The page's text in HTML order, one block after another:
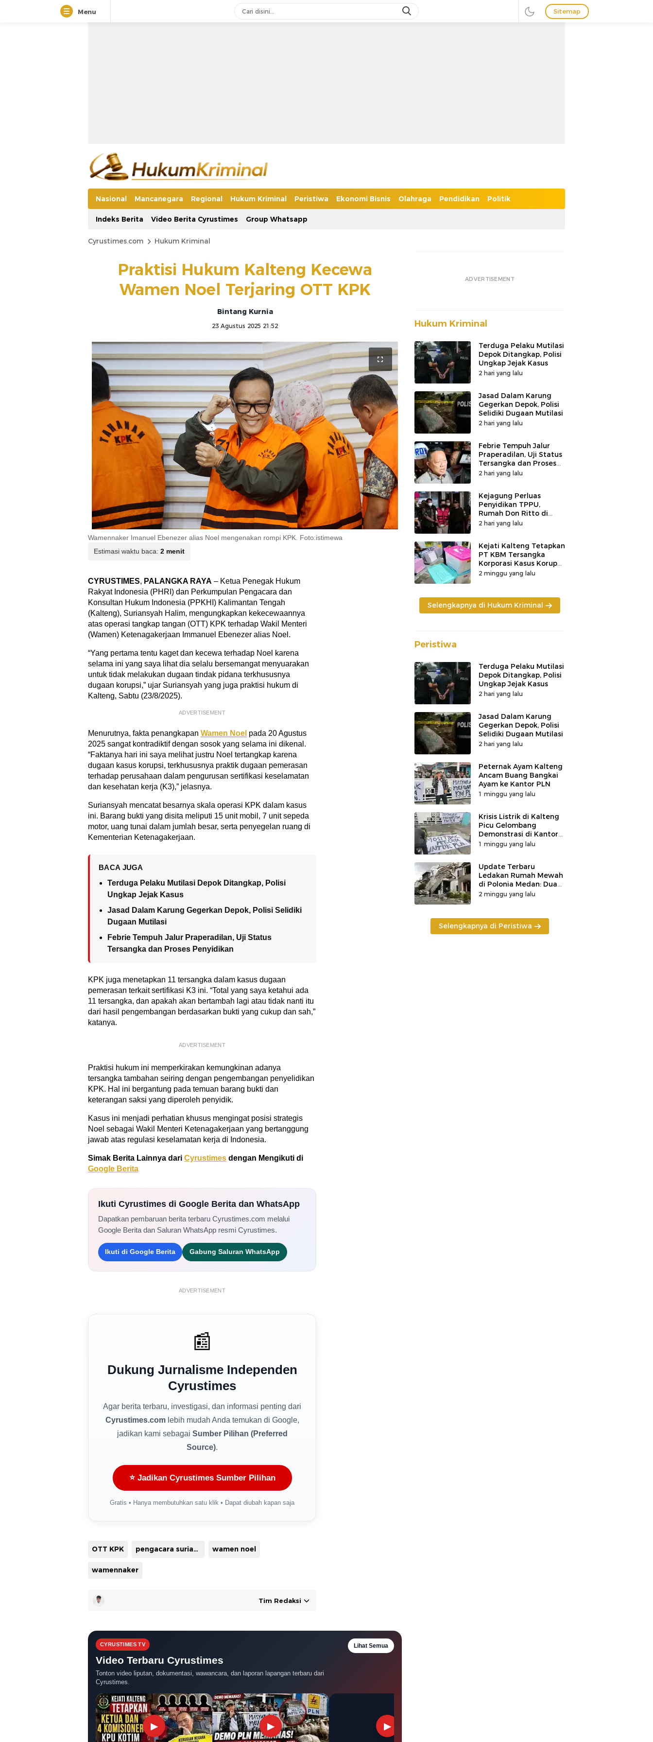
Menu Sitemap
Nasional Mancanegara Regional Hukum Kriminal Peristiwa Ekonomi Bisnis Olahraga Pendidikan Politik
Indeks Berita Video Berita Cyrustimes Group Whatsapp
Cyrustimes.com Hukum Kriminal
Praktisi Hukum Kalteng Kecewa
Wamen Noel Terjaring OTT KPK
Bintang Kurnia
23 Agustus 2025 21:52
Wamennaker Imanuel Ebenezer alias Noel mengenakan rompi KPK. Foto:istimewa
Estimasi waktu baca: 2 menit
CYRUSTIMES, PALANGKA RAYA – Ketua Penegak Hukum
Rakyat Indonesia (PHRI) dan Perkumpulan Pengacara dan
Konsultan Hukum Indonesia (PPKHI) Kalimantan Tengah
(Kalteng), Suriansyah Halim, mengungkapkan kekecewaannya
atas operasi tangkap tangan (OTT) KPK terhadap Wakil Menteri
(Wamen) Ketenagakerjaan Immanuel Ebenezer alias Noel.
“Yang pertama tentu kaget dan kecewa terhadap Noel karena
selama ini yang saya lihat dia selalu bersemangat menyuarakan
untuk tidak melakukan dugaan tindak pidana terkhususnya
dugaan korupsi,” ujar Suriansyah yang juga praktisi hukum di
Kalteng, Sabtu (23/8/2025).
ADVERTISEMENT
Menurutnya, fakta penangkapan Wamen Noel pada 20 Agustus
2025 sangat kontradiktif dengan sosok yang selama ini dikenal.
“Faktanya hari ini saya melihat justru Noel tertangkap karena
dugaan kasus korupsi, terkhususnya praktik dugaan pemerasan
terhadap perusahaan dalam pengurusan sertifikasi keselamatan
dan kesehatan kerja (K3),” jelasnya.
Suriansyah mencatat besarnya skala operasi KPK dalam kasus
ini. Barang bukti yang disita meliputi 15 unit mobil, 7 unit sepeda
motor, uang tunai dalam jumlah besar, serta penyegelan ruang di
Kementerian Ketenagakerjaan.
BACA JUGA
Terduga Pelaku Mutilasi Depok Ditangkap, Polisi
Ungkap Jejak Kasus
Jasad Dalam Karung Gegerkan Depok, Polisi Selidiki
Dugaan Mutilasi
Febrie Tempuh Jalur Praperadilan, Uji Status
Tersangka dan Proses Penyidikan
KPK juga menetapkan 11 tersangka dalam kasus dugaan
pemerasan terkait sertifikasi K3 ini. “Total yang saya ketahui ada
11 tersangka, dan apakah akan bertambah lagi atau tidak nanti itu
dari hasil pengembangan berdasarkan bukti yang cukup dan sah,”
katanya.
ADVERTISEMENT
Praktisi hukum ini memperkirakan kemungkinan adanya
tersangka tambahan seiring dengan pengembangan penyelidikan
KPK. Hal ini bergantung pada temuan barang bukti dan
keterangan saksi yang diperoleh penyidik.
Kasus ini menjadi perhatian khusus mengingat posisi strategis
Noel sebagai Wakil Menteri Ketenagakerjaan yang bertanggung
jawab atas regulasi keselamatan kerja di Indonesia.
Simak Berita Lainnya dari Cyrustimes dengan Mengikuti di
Google Berita
Ikuti Cyrustimes di Google Berita dan WhatsApp
Dapatkan pembaruan berita terbaru Cyrustimes.com melalui
Google Berita dan Saluran WhatsApp resmi Cyrustimes.
Ikuti di Google Berita Gabung Saluran WhatsApp
ADVERTISEMENT
📰
Dukung Jurnalisme Independen
Cyrustimes
Agar berita terbaru, investigasi, dan informasi penting dari
Cyrustimes.comlebih mudah Anda temukan di Google,
jadikan kami sebagai Sumber Pilihan (Preferred
Source).
⭐ Jadikan Cyrustimes Sumber Pilihan
Gratis • Hanya membutuhkan satu klik • Dapat diubah kapan saja
OTT KPK pengacara suriansyah halim wamen noel
wamennaker
Tim Redaksi
CYRUSTIMES TV
Video Terbaru Cyrustimes
Tonton video liputan, dokumentasi, wawancara, dan laporan lapangan terbaru dari
Cyrustimes.
Lihat Semua
▶ ▶ ▶
ADVERTISEMENT
Hukum Kriminal
Terduga Pelaku Mutilasi
Depok Ditangkap, Polisi
Ungkap Jejak Kasus
2 hari yang lalu
Jasad Dalam Karung
Gegerkan Depok, Polisi
Selidiki Dugaan Mutilasi
2 hari yang lalu
Febrie Tempuh Jalur
Praperadilan, Uji Status
Tersangka dan Proses
Penyidikan
2 hari yang lalu
Kejagung Perluas
Penyidikan TPPU,
Rumah Don Ritto di
Bandung Digeledah
2 hari yang lalu
Kejati Kalteng Tetapkan
PT KBM Tersangka
Korporasi Kasus Korupsi
Zirkon Rp242 Miliar
2 minggu yang lalu
Selengkapnya di Hukum Kriminal
Peristiwa
Terduga Pelaku Mutilasi
Depok Ditangkap, Polisi
Ungkap Jejak Kasus
2 hari yang lalu
Jasad Dalam Karung
Gegerkan Depok, Polisi
Selidiki Dugaan Mutilasi
2 hari yang lalu
Peternak Ayam Kalteng
Ancam Buang Bangkai
Ayam ke Kantor PLN
1 minggu yang lalu
Krisis Listrik di Kalteng
Picu Gelombang
Demonstrasi di Kantor
PLN
1 minggu yang lalu
Update Terbaru
Ledakan Rumah Mewah
di Polonia Medan: Dua
Korban Tewas
2 minggu yang lalu
Selengkapnya di Peristiwa